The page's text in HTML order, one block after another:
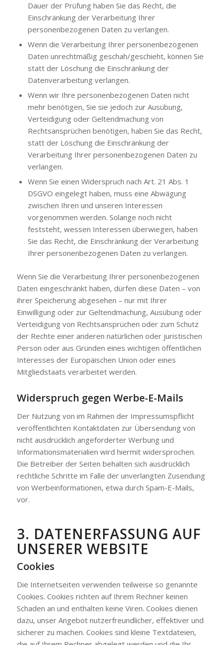
Dauer der Prüfung haben Sie das Recht, die
Einschränkung der Verarbeitung Ihrer
personenbezogenen Daten zu verlangen.
Wenn die Verarbeitung Ihrer personenbezogenen
Daten unrechtmäßig geschah/geschieht, können Sie
statt der Löschung die Einschränkung der
Datenverarbeitung verlangen.
Wenn wir Ihre personenbezogenen Daten nicht
mehr benötigen, Sie sie jedoch zur Ausübung,
Verteidigung oder Geltendmachung von
Rechtsansprüchen benötigen, haben Sie das Recht,
statt der Löschung die Einschränkung der
Verarbeitung Ihrer personenbezogenen Daten zu
verlangen.
Wenn Sie einen Widerspruch nach Art. 21 Abs. 1
DSGVO eingelegt haben, muss eine Abwägung
zwischen Ihren und unseren Interessen
vorgenommen werden. Solange noch nicht
feststeht, wessen Interessen überwiegen, haben
Sie das Recht, die Einschränkung der Verarbeitung
Ihrer personenbezogenen Daten zu verlangen.
Wenn Sie die Verarbeitung Ihrer personenbezogenen
Daten eingeschränkt haben, dürfen diese Daten – von
ihrer Speicherung abgesehen – nur mit Ihrer
Einwilligung oder zur Geltendmachung, Ausübung oder
Verteidigung von Rechtsansprüchen oder zum Schutz
der Rechte einer anderen natürlichen oder juristischen
Person oder aus Gründen eines wichtigen öffentlichen
Interesses der Europäischen Union oder eines
Mitgliedstaats verarbeitet werden.
Widerspruch gegen Werbe-E-Mails
Der Nutzung von im Rahmen der Impressumspflicht
veröffentlichten Kontaktdaten zur Übersendung von
nicht ausdrücklich angeforderter Werbung und
Informationsmaterialien wird hiermit widersprochen.
Die Betreiber der Seiten behalten sich ausdrücklich
rechtliche Schritte im Falle der unverlangten Zusendung
von Werbeinformationen, etwa durch Spam-E-Mails,
vor.
3. DATENERFASSUNG AUF
UNSERER WEBSITE
Cookies
Die Internetseiten verwenden teilweise so genannte
Cookies. Cookies richten auf Ihrem Rechner keinen
Schaden an und enthalten keine Viren. Cookies dienen
dazu, unser Angebot nutzerfreundlicher, effektiver und
sicherer zu machen. Cookies sind kleine Textdateien,